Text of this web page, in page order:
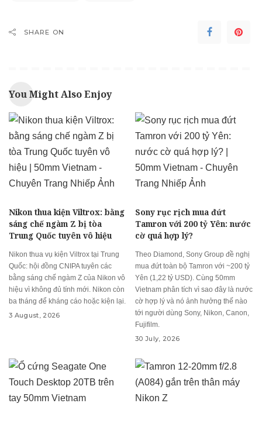
SHARE ON
You Might Also Enjoy
Nikon thua kiện Viltrox: bằng
sáng chế ngàm Z bị tòa
Trung Quốc tuyên vô hiệu
Nikon thua vụ kiện Viltrox tại Trung
Quốc: hội đồng CNIPA tuyên các
bằng sáng chế ngàm Z của Nikon vô
hiệu vì không đủ tính mới. Nikon còn
ba tháng để kháng cáo hoặc kiện lại.
3 August, 2026
Sony rục rịch mua đứt
Tamron với 200 tỷ Yên: nước
cờ quá hợp lý?
Theo Diamond, Sony Group đề nghị
mua đứt toàn bộ Tamron với ~200 tỷ
Yên (1,22 tỷ USD). Cùng 50mm
Vietnam phân tích vì sao đây là nước
cờ hợp lý và nó ảnh hưởng thế nào
tới người dùng Sony, Nikon, Canon,
Fujifilm.
30 July, 2026